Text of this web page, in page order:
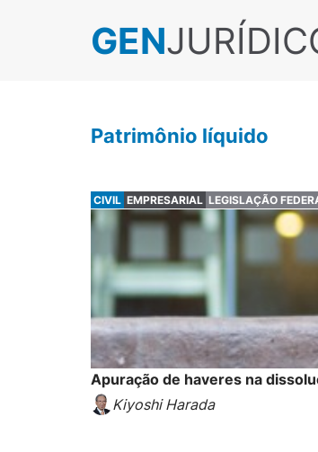
GEN
Patrimônio líquido
CIVIL EMPRESARIAL LEGISLAÇÃO
Apuração de haveres na
Kiyoshi Harada